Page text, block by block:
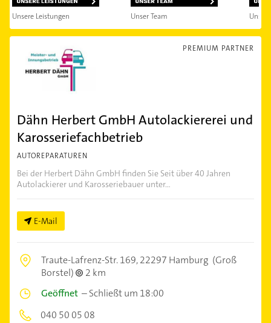
Unsere Leistungen Unser Team
PREMIUM PARTNER
Dähn Herbert GmbH Autolackiererei und
Karosseriefachbetrieb
AUTOREPARATUREN
Bei der Herbert Dähn GmbH finden Sie Seit über 40 Jahren
Autolackierer und Karosseriebauer unter...
E-Mail
Traute-Lafrenz-Str. 169,22297 Hamburg (Groß
Borstel)
2 km
Geöffnet –Schließt um 18:00
040 50 05 08